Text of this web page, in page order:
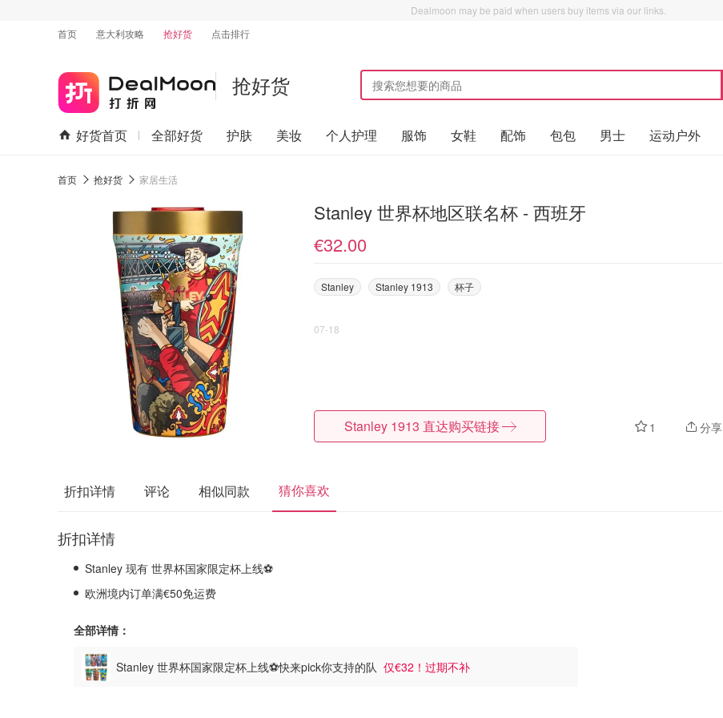
Dealmoon may be paid when users buy items via our links.
首页
意大利攻略 抢好货 点击排行
抢好货
好货首页 全部好货 护肤 美妆 个人护理 服饰 女鞋 配饰 包包 男士 运动户外
首页 抢好货 家居生活
Stanley 世界杯地区联名杯 - 西班牙
€32.00
Stanley Stanley 1913 杯子
07-18
1 分享
Stanley 1913 直达购买链接
折扣详情 评论 相似同款 猜你喜欢
折扣详情
Stanley 现有 世界杯国家限定杯上线⚽️
欧洲境内订单满€50免运费
全部详情：
Stanley 世界杯国家限定杯上线⚽️快来pick你支持的队 仅€32！过期不补